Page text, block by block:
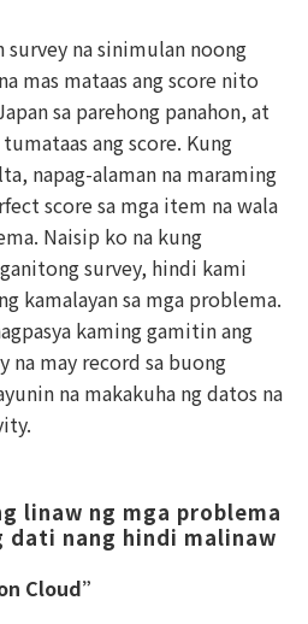
na sinimulan noong
mas mataas ang score nito
sa parehong panahon, at
ang score. Kung
napag-alaman na maraming
score sa mga item na wala
Naisip ko na kung
survey, hindi kami
kamalayan sa mga problema.
kaming gamitin ang
na may record sa buong
na makakuha ng datos na
linaw ng mga problema
dati nang hindi malinaw
Cloud”